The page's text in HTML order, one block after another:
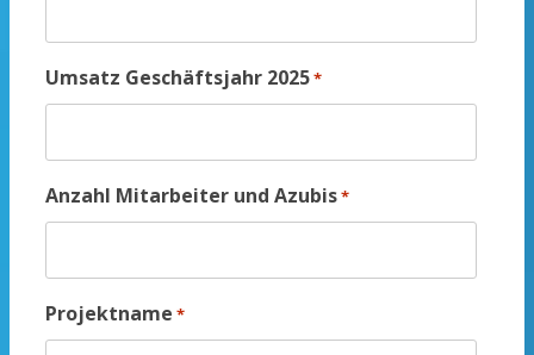
Umsatz Geschäftsjahr 2025*
Anzahl Mitarbeiter und Azubis*
Projektname *